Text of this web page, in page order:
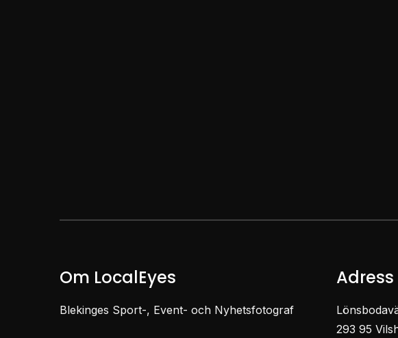
Om LocalEyes
Blekinges Sport-, Event- och Nyhetsfotograf
Adress
293 95